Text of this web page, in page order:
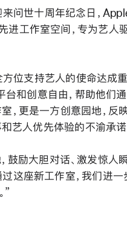
问世十周年纪念日，
进工作室空间，专为艺人
位支持艺人的使命达成
台和创意自由，帮助他们
，更是一方创意园地，反
艺人优先体验的不渝承诺
励大胆对话、激发惊人
座新工作室，我们进一
”